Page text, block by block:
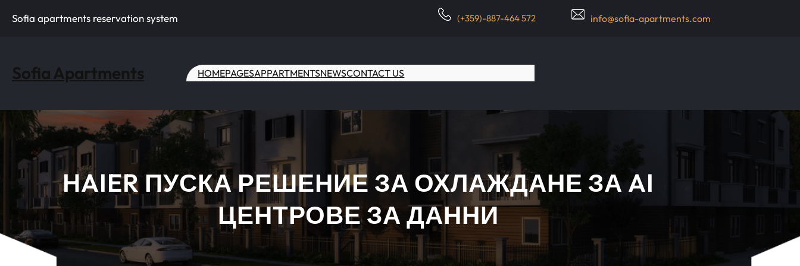
Sofia apartments reservation system (+359)-887-464 572 info@sofia-apartments.com
Sofia Apartments HOMEPAGESAPPARTMENTSNEWSCONTACT US
HAIER ПУСКА РЕШЕНИЕ ЗА ОХЛАЖДАНЕ ЗА AI
ЦЕНТРОВЕ ЗА ДАННИ